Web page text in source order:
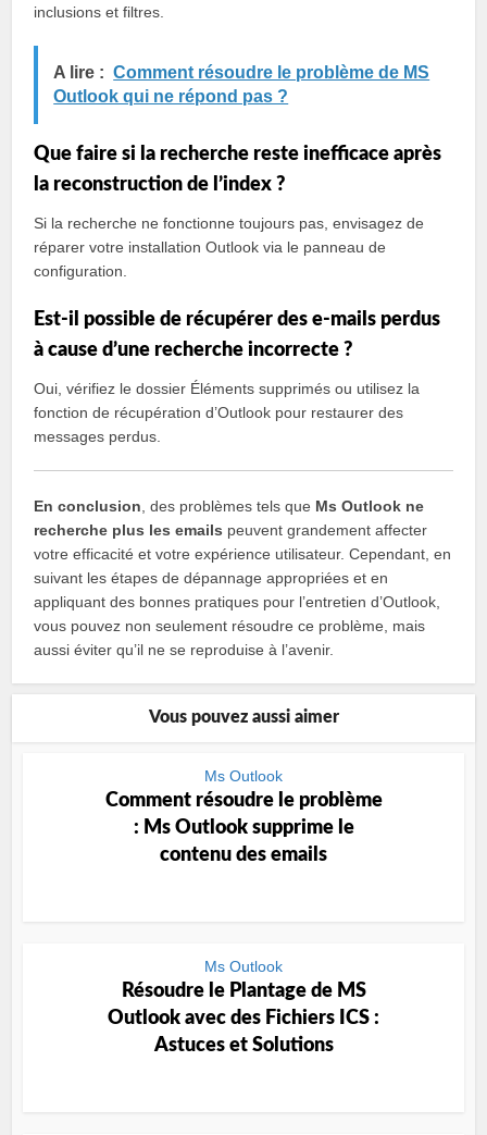
inclusions et filtres.
A lire : Comment résoudre le problème de MS
Outlook qui ne répond pas ?
Que faire si la recherche reste inefficace après
la reconstruction de l’index ?
Si la recherche ne fonctionne toujours pas, envisagez de
réparer votre installation Outlook via le panneau de
configuration.
Est-il possible de récupérer des e-mails perdus
à cause d’une recherche incorrecte ?
Oui, vérifiez le dossier Éléments supprimés ou utilisez la
fonction de récupération d’Outlook pour restaurer des
messages perdus.
En conclusion , des problèmes tels que Ms Outlook ne
recherche plus les emails peuvent grandement affecter
votre efficacité et votre expérience utilisateur. Cependant, en
suivant les étapes de dépannage appropriées et en
appliquant des bonnes pratiques pour l’entretien d’Outlook,
vous pouvez non seulement résoudre ce problème, mais
aussi éviter qu’il ne se reproduise à l’avenir.
Vous pouvez aussi aimer
Ms Outlook
Comment résoudre le problème
: Ms Outlook supprime le
contenu des emails
Ms Outlook
Résoudre le Plantage de MS
Outlook avec des Fichiers ICS :
Astuces et Solutions